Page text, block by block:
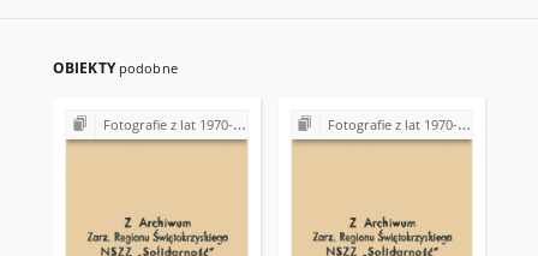
OBIEKTY podobne
Fotografie z lat 1970-1996 Fotografie z lat 1970-1996